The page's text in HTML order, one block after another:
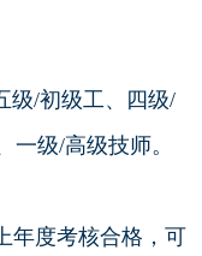
级/初级工、四级/
一级/高级技师。
年度考核合格，可